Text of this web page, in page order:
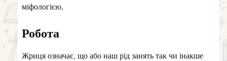
міфологією,
Робота
Жриця означає, що або наш рід занять так чи інакше